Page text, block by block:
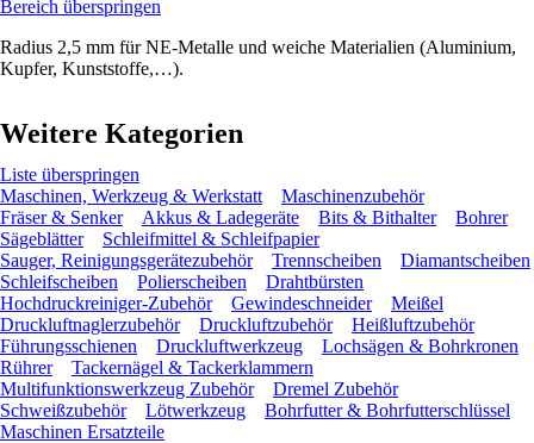
Bereich überspringen
Radius 2,5 mm für NE-Metalle und weiche Materialien (Aluminium,
Kupfer, Kunststoffe,…).
Weitere Kategorien
Liste überspringen
Maschinen, Werkzeug & Werkstatt
Maschinenzubehör
Fräser & Senker
Akkus & Ladegeräte Bits & Bithalter
Bohrer
Sägeblätter
Schleifmittel & Schleifpapier
Sauger, Reinigungsgerätezubehör
Trennscheiben
Diamantscheiben
Schleifscheiben
Polierscheiben
Drahtbürsten
Hochdruckreiniger-Zubehör
Gewindeschneider
Meißel
Druckluftnaglerzubehör
Druckluftzubehör
Heißluftzubehör
Führungsschienen
Druckluftwerkzeug
Lochsägen & Bohrkronen
Rührer
Tackernägel & Tackerklammern
Multifunktionswerkzeug Zubehör
Dremel Zubehör
Schweißzubehör
Lötwerkzeug
Bohrfutter & Bohrfutterschlüssel
Maschinen Ersatzteile